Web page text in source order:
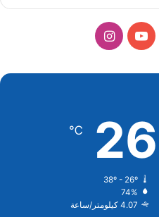
‫YouTubeانستقرام
26
℃
38º - 26º
74%
4.07 كيلومتر/ساعة